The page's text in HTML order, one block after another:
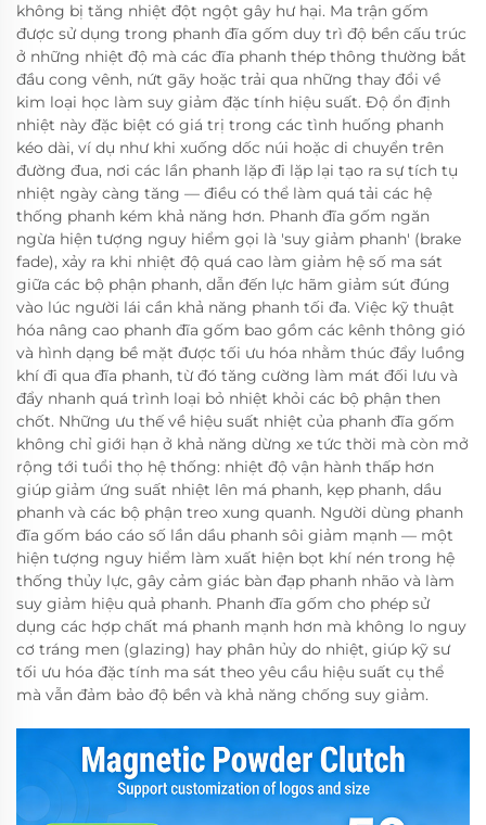
không bị tăng nhiệt đột ngột gây hư hại. Ma trận gốm
được sử dụng trong phanh đĩa gốm duy trì độ bền cấu trúc
ở những nhiệt độ mà các đĩa phanh thép thông thường bắt
đầu cong vênh, nứt gãy hoặc trải qua những thay đổi về
kim loại học làm suy giảm đặc tính hiệu suất. Độ ổn định
nhiệt này đặc biệt có giá trị trong các tình huống phanh
kéo dài, ví dụ như khi xuống dốc núi hoặc di chuyển trên
đường đua, nơi các lần phanh lặp đi lặp lại tạo ra sự tích tụ
nhiệt ngày càng tăng — điều có thể làm quá tải các hệ
thống phanh kém khả năng hơn. Phanh đĩa gốm ngăn
ngừa hiện tượng nguy hiểm gọi là 'suy giảm phanh' (brake
fade), xảy ra khi nhiệt độ quá cao làm giảm hệ số ma sát
giữa các bộ phận phanh, dẫn đến lực hãm giảm sút đúng
vào lúc người lái cần khả năng phanh tối đa. Việc kỹ thuật
hóa nâng cao phanh đĩa gốm bao gồm các kênh thông gió
và hình dạng bề mặt được tối ưu hóa nhằm thúc đẩy luồng
khí đi qua đĩa phanh, từ đó tăng cường làm mát đối lưu và
đẩy nhanh quá trình loại bỏ nhiệt khỏi các bộ phận then
chốt. Những ưu thế về hiệu suất nhiệt của phanh đĩa gốm
không chỉ giới hạn ở khả năng dừng xe tức thời mà còn mở
rộng tới tuổi thọ hệ thống: nhiệt độ vận hành thấp hơn
giúp giảm ứng suất nhiệt lên má phanh, kẹp phanh, dầu
phanh và các bộ phận treo xung quanh. Người dùng phanh
đĩa gốm báo cáo số lần dầu phanh sôi giảm mạnh — một
hiện tượng nguy hiểm làm xuất hiện bọt khí nén trong hệ
thống thủy lực, gây cảm giác bàn đạp phanh nhão và làm
suy giảm hiệu quả phanh. Phanh đĩa gốm cho phép sử
dụng các hợp chất má phanh mạnh hơn mà không lo nguy
cơ tráng men (glazing) hay phân hủy do nhiệt, giúp kỹ sư
tối ưu hóa đặc tính ma sát theo yêu cầu hiệu suất cụ thể
mà vẫn đảm bảo độ bền và khả năng chống suy giảm.